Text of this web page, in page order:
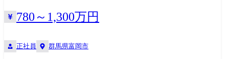
Directory、VMware ESXi、Nutanix等、 オンプレからクラウド(基盤含
む)、さらにIDマネジメントや認証基盤、AIエージェントまで幅広い技術
Intune 導入案件 ・大手総合住宅企業様…Azure Virtual Desktop 導入案件
780～1,300万円
正社員 群馬県富岡市